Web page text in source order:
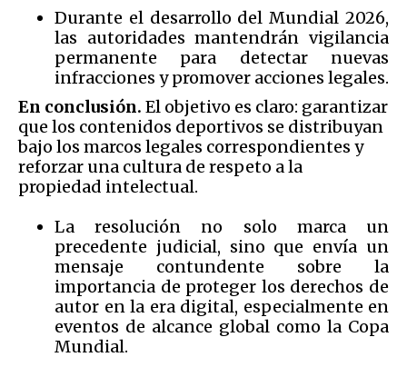
Durante el desarrollo del Mundial 2026,
las autoridades mantendrán vigilancia
permanente para detectar nuevas
infracciones y promover acciones legales.
En conclusión. El objetivo es claro: garantizar
que los contenidos deportivos se distribuyan
bajo los marcos legales correspondientes y
reforzar una cultura de respeto a la
propiedad intelectual.
La resolución no solo marca un
precedente judicial, sino que envía un
mensaje contundente sobre la
importancia de proteger los derechos de
autor en la era digital, especialmente en
eventos de alcance global como la Copa
Mundial.